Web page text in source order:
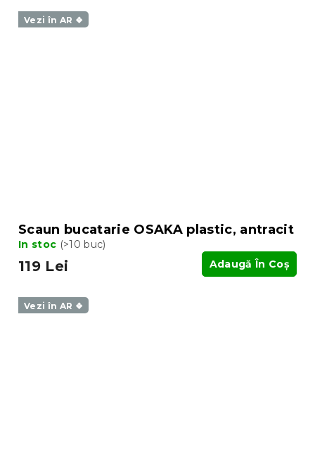
Vezi în AR ❖
Scaun bucatarie OSAKA plastic, antracit
In stoc (>10 buc)
119 Lei Adaugă În Coş
Vezi în AR ❖